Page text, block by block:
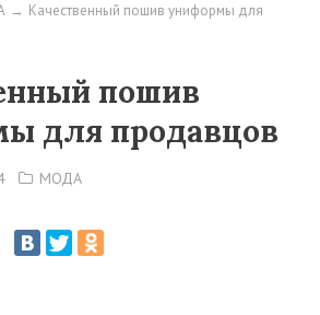
Качественный пошив униформы для
пошив
для продавцов
МОДА